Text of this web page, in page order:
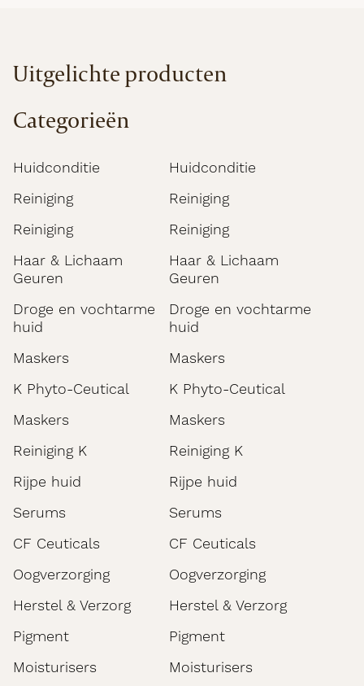
Uitgelichte producten
Categorieën
Huidconditie
Reiniging
Reiniging
Haar & Lichaam
Geuren
Droge en vochtarme
huid
Maskers
K Phyto-Ceutical
Maskers
Reiniging K
Rijpe huid
Serums
CF Ceuticals
Oogverzorging
Herstel & Verzorg
Pigment
Moisturisers
Huidconditie
Reiniging
Reiniging
Haar & Lichaam
Geuren
Droge en vochtarme
huid
Maskers
K Phyto-Ceutical
Maskers
Reiniging K
Rijpe huid
Serums
CF Ceuticals
Oogverzorging
Herstel & Verzorg
Pigment
Moisturisers